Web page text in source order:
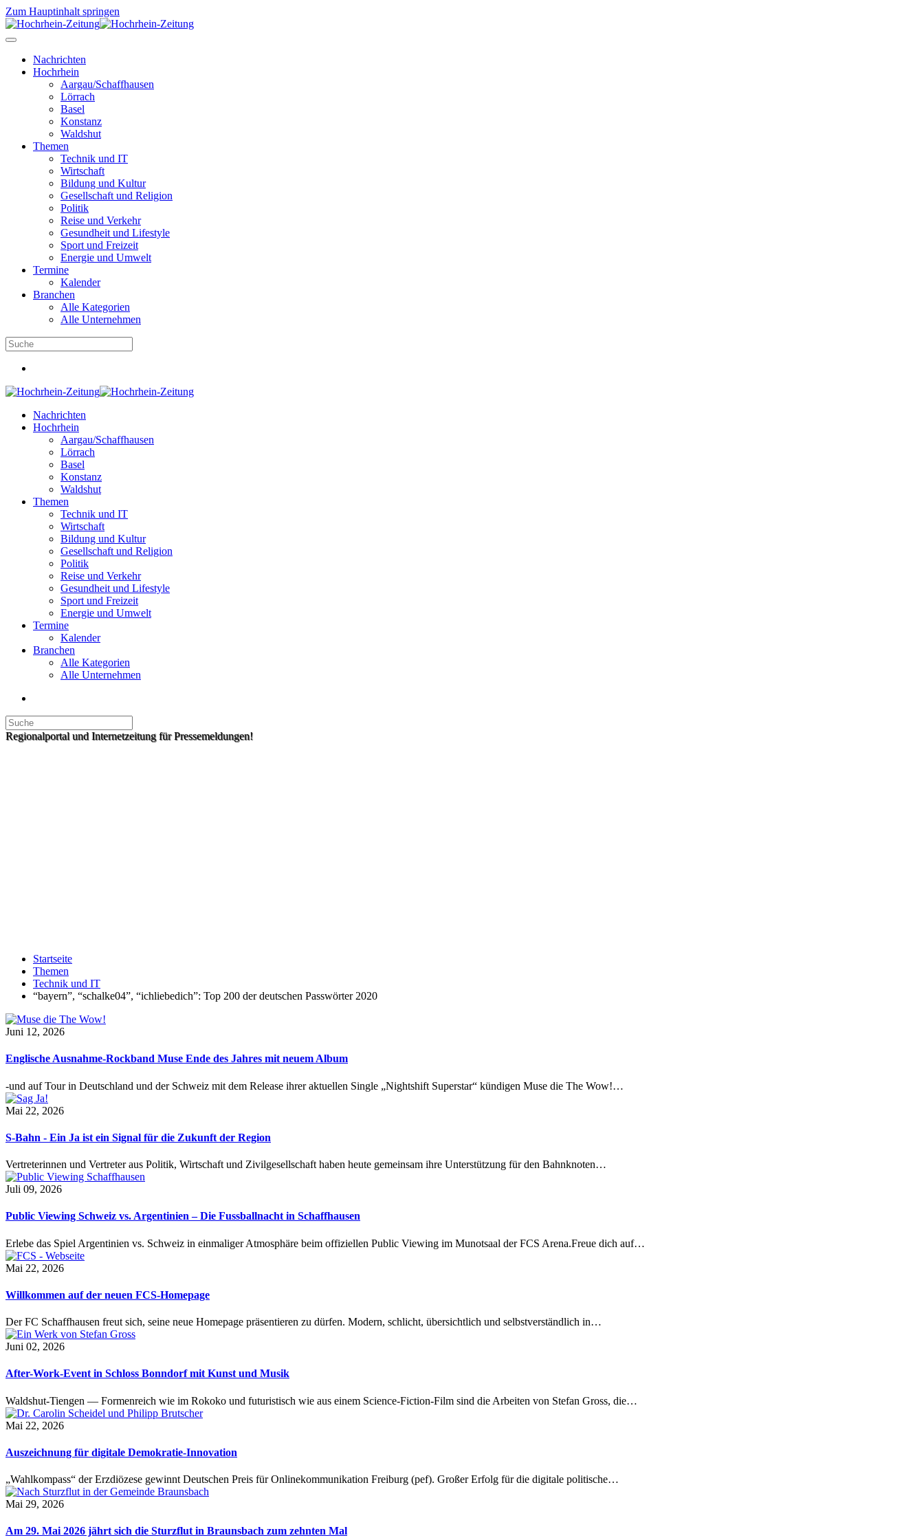
Zum Hauptinhalt springen
Nachrichten
Hochrhein
Aargau/Schaffhausen
Lörrach
Basel
Konstanz
Waldshut
Themen
Technik und IT
Wirtschaft
Bildung und Kultur
Gesellschaft und Religion
Politik
Reise und Verkehr
Gesundheit und Lifestyle
Sport und Freizeit
Energie und Umwelt
Termine
Kalender
Branchen
Alle Kategorien
Alle Unternehmen
Nachrichten
Hochrhein
Aargau/Schaffhausen
Lörrach
Basel
Konstanz
Waldshut
Themen
Technik und IT
Wirtschaft
Bildung und Kultur
Gesellschaft und Religion
Politik
Reise und Verkehr
Gesundheit und Lifestyle
Sport und Freizeit
Energie und Umwelt
Termine
Kalender
Branchen
Alle Kategorien
Alle Unternehmen
Regionalportal und Internetzeitung für Pressemeldungen!
Startseite
Themen
Technik und IT
“bayern”, “schalke04”, “ichliebedich”: Top 200 der deutschen Passwörter 2020
Juni 12, 2026
Englische Ausnahme-Rockband Muse Ende des Jahres mit neuem Album
-und auf Tour in Deutschland und der Schweiz mit dem Release ihrer aktuellen Single „Nightshift Superstar“ kündigen Muse die The Wow!…
Mai 22, 2026
S-Bahn - Ein Ja ist ein Signal für die Zukunft der Region
Vertreterinnen und Vertreter aus Politik, Wirtschaft und Zivilgesellschaft haben heute gemeinsam ihre Unterstützung für den Bahnknoten…
Juli 09, 2026
Public Viewing Schweiz vs. Argentinien – Die Fussballnacht in Schaffhausen
Erlebe das Spiel Argentinien vs. Schweiz in einmaliger Atmosphäre beim offiziellen Public Viewing im Munotsaal der FCS Arena.Freue dich auf…
Mai 22, 2026
Willkommen auf der neuen FCS-Homepage
Der FC Schaffhausen freut sich, seine neue Homepage präsentieren zu dürfen. Modern, schlicht, übersichtlich und selbstverständlich in…
Juni 02, 2026
After-Work-Event in Schloss Bonndorf mit Kunst und Musik
Waldshut-Tiengen — Formenreich wie im Rokoko und futuristisch wie aus einem Science-Fiction-Film sind die Arbeiten von Stefan Gross, die…
Mai 22, 2026
Auszeichnung für digitale Demokratie-Innovation
„Wahlkompass“ der Erzdiözese gewinnt Deutschen Preis für Onlinekommunikation Freiburg (pef). Großer Erfolg für die digitale politische…
Mai 29, 2026
Am 29. Mai 2026 jährt sich die Sturzflut in Braunsbach zum zehnten Mal